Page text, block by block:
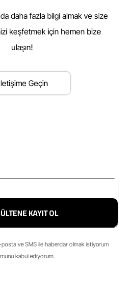
daha fazla bilgi almak ve size
keşfetmek için hemen bize
ulaşın!
Geçin
KAYIT OL
ve SMS ile haberdar olmak istiyorum
kabul ediyorum.